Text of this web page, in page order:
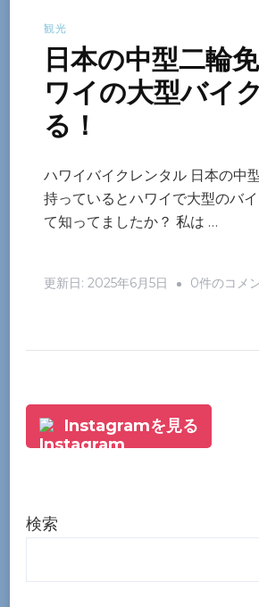
観光
日本の中型二輪
ワイの大型バイ
る！
ハワイバイクレンタル 日本の中
持っているとハワイで大型のバ
て知ってましたか？ 私は …
更新日: 2025年6月5日
日
輪
ハ
0件のコメ
Instagramを見る
検索